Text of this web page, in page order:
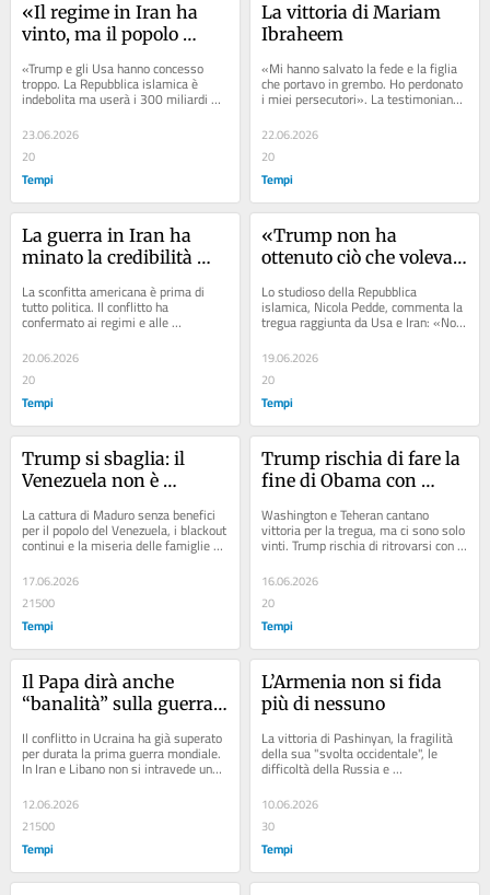
«Il regime in Iran ha
vinto, ma il popolo
«Trump e gli Usa hanno concesso
troppo. La Repubblica islamica è
indebolita ma userà i 300 miliardi
repressione e...
23.06.2026
20
Tempi
La vittoria di Mariam
Ibraheem
«Mi hanno salvato la fede e la figlia
che portavo in grembo. Ho perdonato
i miei persecutori». La testimonianza
della donna che nel 2014 fu...
22.06.2026
20
Tempi
La guerra in Iran ha
minato la credibilità
La sconfitta americana è prima di
tutto politica. Il conflitto ha
confermato ai regimi e alle
monarchie assolute della regione che
non possono più...
20.06.2026
20
Tempi
«Trump non ha
ottenuto ciò che voleva
Lo studioso della Repubblica
islamica, Nicola Pedde, commenta la
tregua raggiunta da Usa e Iran: «Non
si può ancora stabilire chi ha vinto,
ma il...
19.06.2026
20
Tempi
Trump si sbaglia: il
Venezuela non è
felice»
La cattura di Maduro senza benefici
per il popolo del Venezuela, i blackout
continui e la miseria delle famiglie
per colpa del chavismo. Rassegna...
17.06.2026
21500
Tempi
Trump rischia di fare la
fine di Obama con
Washington e Teheran cantano
vittoria per la tregua, ma ci sono solo
vinti. Trump rischia di ritrovarsi con
un accordo sul nucleare identico a
quello...
16.06.2026
20
Tempi
Il Papa dirà anche
“banalità” sulla guerra.
vendere
Il conflitto in Ucraina ha già superato
per durata la prima guerra mondiale.
In Iran e Libano non si intravede una
12.06.2026
21500
Tempi
L’Armenia non si fida
più di nessuno
La vittoria di Pashinyan, la fragilità
della sua "svolta occidentale", le
difficoltà della Russia e
Rassegna...
10.06.2026
30
Tempi